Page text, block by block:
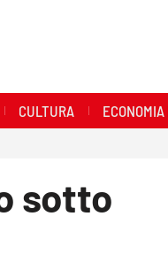
CULTURA
sotto